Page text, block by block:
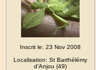
Inscrit le: 23 Nov 2008
Localisation: St Barthélémy
d'Anjou (49)